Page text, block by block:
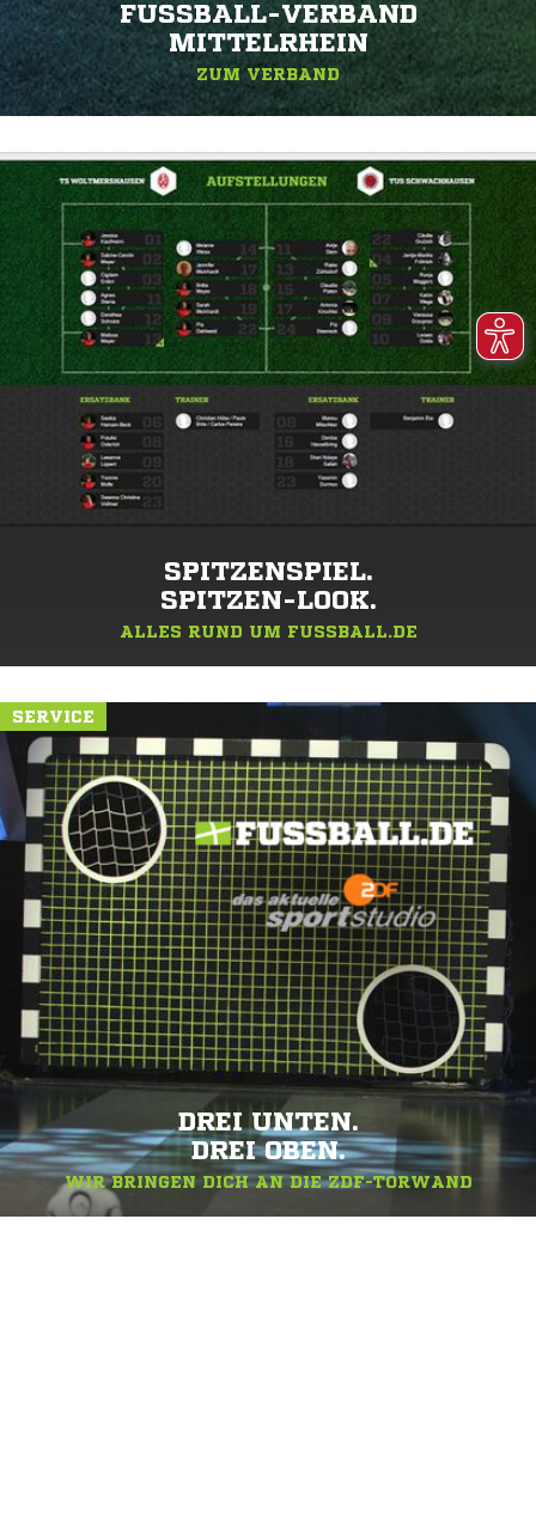
FUSSBALL-VERBAND M
ITTELRHEIN
ZUM VERBAND
SPITZENSPIEL.
SPITZEN-LOOK.
ALLES RUND UM FUSSBALL.DE
SERVICE
DREI UNTEN.
DREI OBEN.
WIR BRINGEN DICH AN DIE ZDF-TORWAND